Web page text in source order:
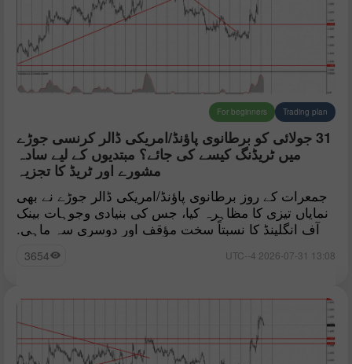
Trading plan
For beginners
31 جولائی کو برطانوی پاؤنڈ/امریکی ڈالر کرنسی جوڑے
میں ٹریڈنگ کیسے کی جائے؟ مبتدیوں کے لیے سادہ
مشورے اور ٹریڈ کا تجزیہ
جمعرات کے روز برطانوی پاؤنڈ/امریکی ڈالر جوڑے نے بھی
نمایاں تیزی کا مظاہرہ کیا، جس کی بنیادی وجوہات بینک
آف انگلینڈ کا نسبتاً سخت مؤقف اور دوسری سہ ماہی.
13:08 2026-07-31 UTC--4
3654